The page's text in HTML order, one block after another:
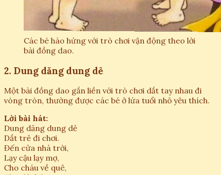
Các bé hào hứng với trò chơi vận động theo lời
bài đồng dao.
2. Dung dăng dung dẻ
Một bài đồng dao gắn liền với trò chơi dắt tay nhau đi
vòng tròn, thường được các bé ở lứa tuổi nhỏ yêu thích.
Lời bài hát:
Dung dăng dung dẻ
Dắt trẻ đi chơi.
Đến cửa nhà trời,
Lạy cậu lạy mợ,
Cho cháu về quê,